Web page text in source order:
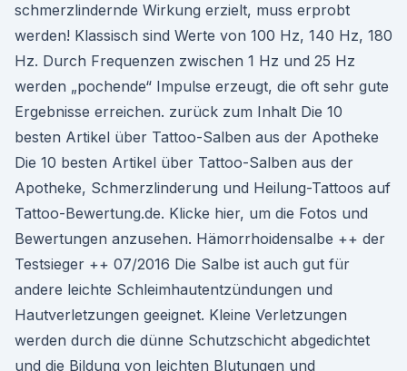
schmerzlindernde Wirkung erzielt, muss erprobt
werden! Klassisch sind Werte von 100 Hz, 140 Hz, 180
Hz. Durch Frequenzen zwischen 1 Hz und 25 Hz
werden „pochende“ Impulse erzeugt, die oft sehr gute
Ergebnisse erreichen. zurück zum Inhalt Die 10
besten Artikel über Tattoo-Salben aus der Apotheke
Die 10 besten Artikel über Tattoo-Salben aus der
Apotheke, Schmerzlinderung und Heilung-Tattoos auf
Tattoo-Bewertung.de. Klicke hier, um die Fotos und
Bewertungen anzusehen. Hämorrhoidensalbe ++ der
Testsieger ++ 07/2016 Die Salbe ist auch gut für
andere leichte Schleimhautentzündungen und
Hautverletzungen geeignet. Kleine Verletzungen
werden durch die dünne Schutzschicht abgedichtet
und die Bildung von leichten Blutungen und